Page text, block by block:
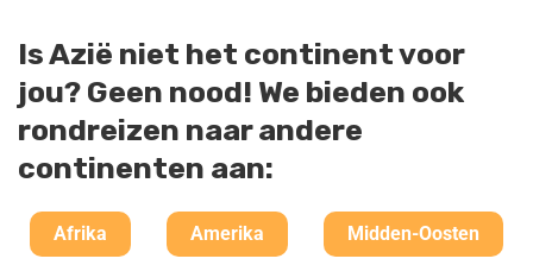
Is Azië niet het continent voor
jou? Geen nood! We bieden ook
rondreizen naar andere
continenten aan:
Afrika Amerika Midden-Oosten